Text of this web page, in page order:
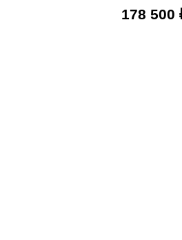
178 500